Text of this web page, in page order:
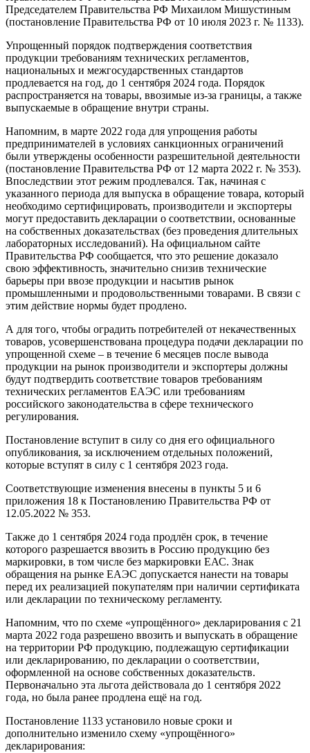
Председателем Правительства РФ Михаилом Мишустиным
(постановление Правительства РФ от 10 июля 2023 г. № 1133).
Упрощенный порядок подтверждения соответствия
продукции требованиям технических регламентов,
национальных и межгосударственных стандартов
продлевается на год, до 1 сентября 2024 года. Порядок
распространяется на товары, ввозимые из-за границы, а также
выпускаемые в обращение внутри страны.
Напомним, в марте 2022 года для упрощения работы
предпринимателей в условиях санкционных ограничений
были утверждены особенности разрешительной деятельности
(постановление Правительства РФ от 12 марта 2022 г. № 353).
Впоследствии этот режим продлевался. Так, начиная с
указанного периода для выпуска в обращение товара, который
необходимо сертифицировать, производители и экспортеры
могут предоставить декларации о соответствии, основанные
на собственных доказательствах (без проведения длительных
лабораторных исследований). На официальном сайте
Правительства РФ сообщается, что это решение доказало
свою эффективность, значительно снизив технические
барьеры при ввозе продукции и насытив рынок
промышленными и продовольственными товарами. В связи с
этим действие нормы будет продлено.
А для того, чтобы оградить потребителей от некачественных
товаров, усовершенствована процедура подачи декларации по
упрощенной схеме – в течение 6 месяцев после вывода
продукции на рынок производители и экспортеры должны
будут подтвердить соответствие товаров требованиям
технических регламентов ЕАЭС или требованиям
российского законодательства в сфере технического
регулирования.
Постановление вступит в силу со дня его официального
опубликования, за исключением отдельных положений,
которые вступят в силу с 1 сентября 2023 года.
Соответствующие изменения внесены в пункты 5 и 6
приложения 18 к Постановлению Правительства РФ от
12.05.2022 № 353.
Также до 1 сентября 2024 года продлён срок, в течение
которого разрешается ввозить в Россию продукцию без
маркировки, в том числе без маркировки ЕАС. Знак
обращения на рынке ЕАЭС допускается нанести на товары
перед их реализацией покупателям при наличии сертификата
или декларации по техническому регламенту.
Напомним, что по схеме «упрощённого» декларирования с 21
марта 2022 года разрешено ввозить и выпускать в обращение
на территории РФ продукцию, подлежащую сертификации
или декларированию, по декларации о соответствии,
оформленной на основе собственных доказательств.
Первоначально эта льгота действовала до 1 сентября 2022
года, но была ранее продлена ещё на год.
Постановление 1133 установило новые сроки и
дополнительно изменило схему «упрощённого»
декларирования: